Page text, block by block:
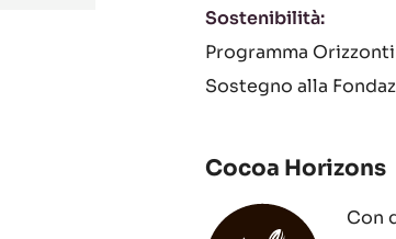
Sostenibilità:
Programma
Sostegno alla
Cocoa Horizons
Con